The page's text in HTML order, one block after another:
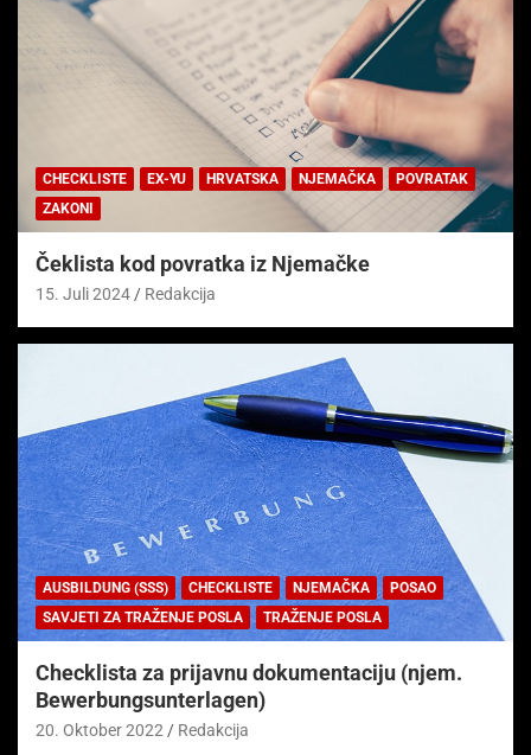
CHECKLISTE EX-YU HRVATSKA NJEMAČKA
POVRATAK
ZAKONI
Čeklista kod povratka iz Njemačke
15. Juli 2024 Redakcija
AUSBILDUNG (SSS) CHECKLISTE NJEMAČKA
POSAO
SAVJETI ZA TRAŽENJE POSLA
TRAŽENJE POSLA
Checklista za prijavnu dokumentaciju (njem.
Bewerbungsunterlagen)
20. Oktober 2022 Redakcija